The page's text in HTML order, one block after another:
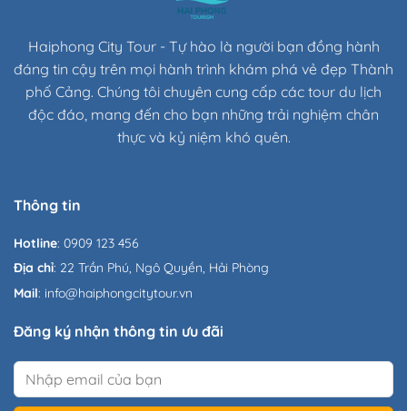
Haiphong City Tour - Tự hào là người bạn đồng hành
đáng tin cậy trên mọi hành trình khám phá vẻ đẹp Thành
phố Cảng. Chúng tôi chuyên cung cấp các tour du lịch
độc đáo, mang đến cho bạn những trải nghiệm chân
thực và kỷ niệm khó quên.
Thông tin
Hotline: 0909 123 456
Địa chỉ: 22 Trần Phú, Ngô Quyền, Hải Phòng
Mail: info@haiphongcitytour.vn
Đăng ký nhận thông tin ưu đãi